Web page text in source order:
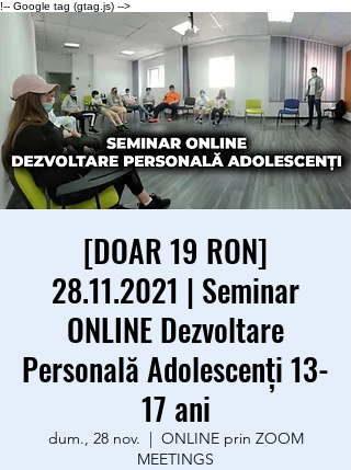
!-- Google tag (gtag.js) -->
[DOAR 19 RON]
28.11.2021 | Seminar
ONLINE Dezvoltare
Personală Adolescenţi 13-
17 ani
dum., 28 nov.
  |
ONLINE prin ZOOM
MEETINGS